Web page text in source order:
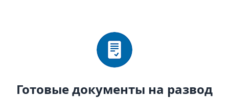
Готовые документы на развод